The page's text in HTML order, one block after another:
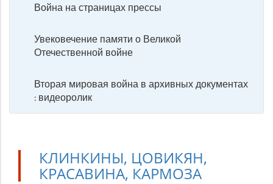
Война на страницах прессы
Увековечение памяти о Великой
Отечественной войне
Вторая мировая война в архивных документах
: видеоролик
КЛИНКИНЫ, ЦОВИКЯН,
КРАСАВИНА, КАРМОЗА